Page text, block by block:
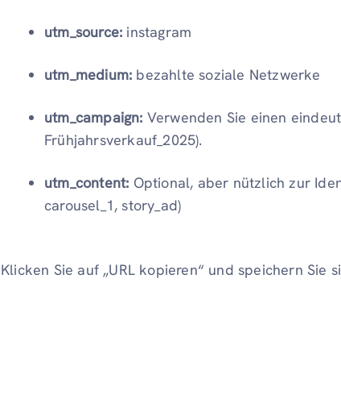
utm_source: instagram
utm_medium: bezahlte soziale Netzwerke
utm_campaign: Verwenden Sie einen
Frühjahrsverkauf_2025).
utm_content: Optional, aber nützlich zur
carousel_1, story_ad)
Klicken Sie auf „URL kopieren“ und speichern Sie